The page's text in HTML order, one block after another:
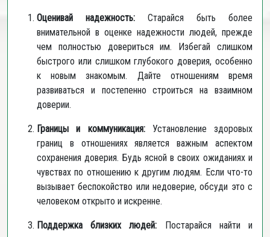
Оценивай надежность: Старайся быть более
внимательной в оценке надежности людей, прежде
чем полностью довериться им. Избегай слишком
быстрого или слишком глубокого доверия, особенно
к новым знакомым. Дайте отношениям время
развиваться и постепенно строиться на взаимном
доверии.
Границы и коммуникация:Установление здоровых
границ в отношениях является важным аспектом
сохранения доверия. Будь ясной в своих ожиданиях и
чувствах по отношению к другим людям. Если что-то
вызывает беспокойство или недоверие, обсуди это с
человеком открыто и искренне.
Поддержка близких людей: Постарайся найти и